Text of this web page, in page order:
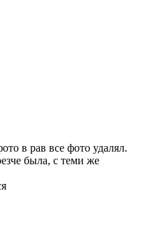
в рав все фото удалял.
была, с теми же